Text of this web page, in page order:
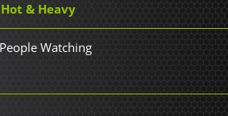
& Heavy
Watching